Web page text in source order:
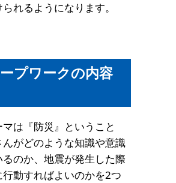
れるようになります。
プワークの内容
は『防災』ということ
がどのような知識や意識
るのか、地震が発生した際
行動すればよいのかを2つ